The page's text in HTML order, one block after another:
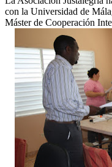
con la Universidad de
Máster de Cooperación